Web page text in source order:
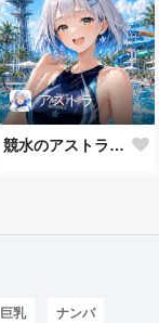
アストラ
競水のアストラだよ💕
巨乳 ナンパ